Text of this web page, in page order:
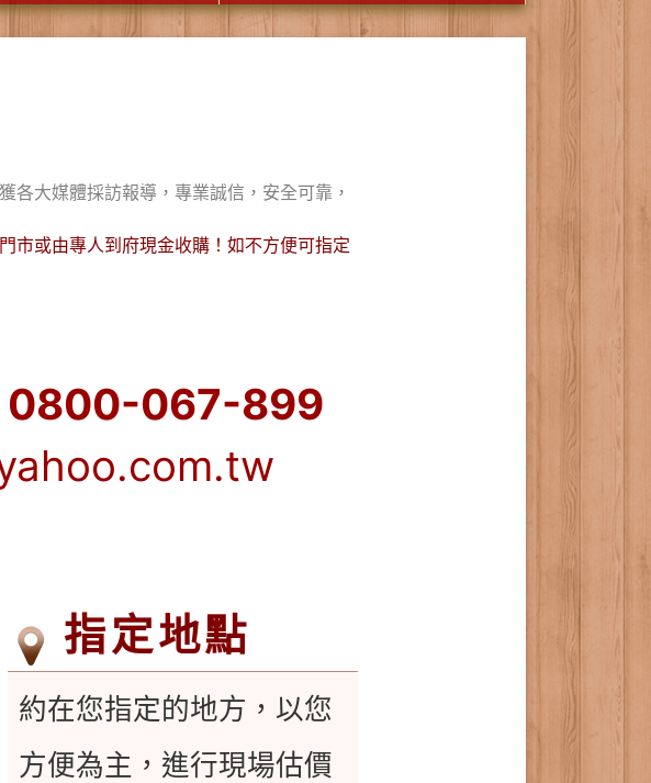
各大媒體採訪報導，專業誠信，安全可靠，
市或由專人到府現金收購！如不方便可指定
0800-067-899
指定地點
約在您指定的地方，以您
方便為主，進行現場估價